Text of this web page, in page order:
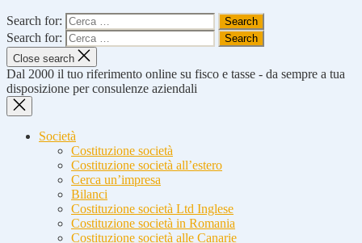
Search for:
Search for:
Close search
Dal 2000 il tuo riferimento online su fisco e tasse - da sempre a tua
disposizione per consulenze aziendali
Società
Costituzione società
Costituzione società all’estero
Cerca un’impresa
Bilanci
Costituzione società Ltd Inglese
Costituzione società in Romania
Costituzione società alle Canarie